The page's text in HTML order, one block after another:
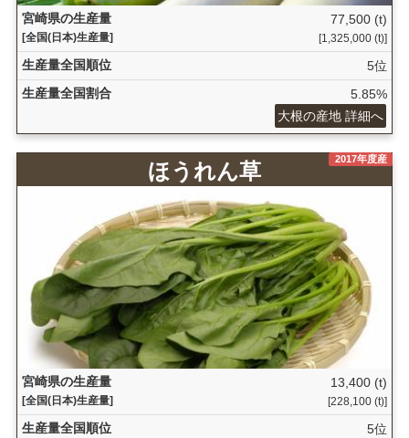
宮崎県の生産量
[全国(日本)生産量]
77,500 (t)
[1,325,000 (t)]
生産量全国順位
5位
生産量全国割合
5.85%
大根の産地 詳細へ
2017年度産
ほうれん草
宮崎県の生産量
[全国(日本)生産量]
13,400 (t)
[228,100 (t)]
生産量全国順位
5位